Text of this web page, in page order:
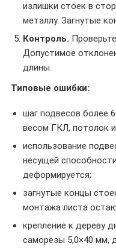
излишки стоек в
металлу. Загнутые
Контроль.
Допустимое
длины.
Типовые ошибки:
шаг подвесов более
весом ГКЛ, потолок
использование
несущей
деформируется;
загнутые концы
монтажа листа
крепление к дереву
саморезы 5,0×40 мм,